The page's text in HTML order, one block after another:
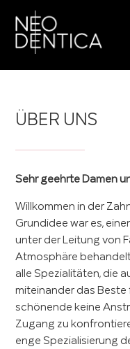
ÜBER UNS
Sehr geehrte Damen
Willkommen in der
Grundidee war es,
unter der Leitung von
Atmosphäre
alle Spezialitäten, die
miteinander das
schönende keine
Zugang zu
enge Spezialisierung